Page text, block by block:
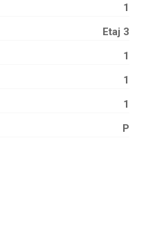
1
Etaj 3
1
1
1
P